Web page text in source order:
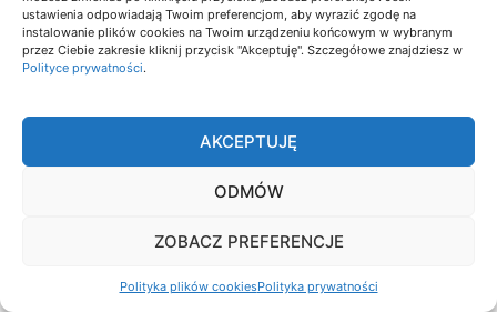
ustawienia odpowiadają Twoim preferencjom, aby wyrazić zgodę na
instalowanie plików cookies na Twoim urządzeniu końcowym w wybranym
przez Ciebie zakresie kliknij przycisk "Akceptuję". Szczegółowe znajdziesz w
Polityce prywatności.
AKCEPTUJĘ
ODMÓW
ZOBACZ PREFERENCJE
Polityka plików cookiesPolityka prywatności
07/07/2026